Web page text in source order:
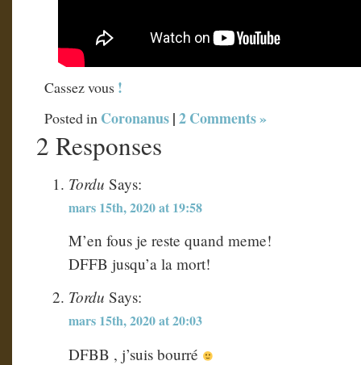
Cassez vous !
Posted in Coronanus|2 Comments »
2 Responses
Tordu Says:
mars 15th, 2020 at 19:58
M’en fous je reste quand meme!
DFFB jusqu’a la mort!
Tordu Says:
mars 15th, 2020 at 20:03
DFBB , j’suis bourré